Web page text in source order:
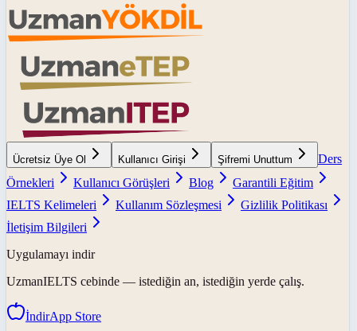
Ücretsiz Üye Ol Kullanıcı Girişi Şifremi Unuttum
Ders
Örnekleri
Kullanıcı Görüşleri Blog
Garantili Eğitim
IELTS Kelimeleri
Kullanım Sözleşmesi
Gizlilik Politikası
İletişim Bilgileri
Uygulamayı indir
UzmanIELTS cebinde — istediğin an, istediğin yerde çalış.
İndirApp Store